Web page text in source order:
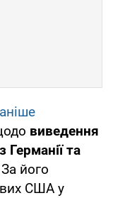
виведення
Германії та
його
США у